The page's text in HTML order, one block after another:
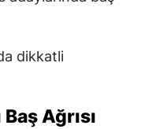
dikkatli
Ağrısı